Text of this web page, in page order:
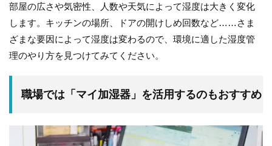
部屋の広さや気密性、人数や天気によって湿度は大きく変化
します。キッチンの場所、ドアの開けしめ回数など……さま
ざまな要因によって湿度は変わるので、環境に適した湿度管
理のやり方を見つけてみてください。
職場では「マイ加湿器」を活用するのもおすすめ